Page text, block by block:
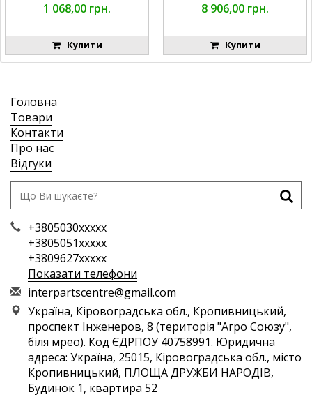
1 068,00 грн.
Купити
8 906,00 грн.
Купити
Головна
Товари
Контакти
Про нас
Відгуки
+3805030xxxxx
+3805051xxxxx
+3809627xxxxx
Показати телефони
interpartscentre@gmail.com
Україна, Кіровоградська обл., Кропивницький,
проспект Інженеров, 8 (територія "Агро Союзу",
біля мрео). Код ЄДРПОУ 40758991. Юридична
адреса: Україна, 25015, Кіровоградська обл., місто
Кропивницький, ПЛОЩА ДРУЖБИ НАРОДІВ,
Будинок 1, квартира 52